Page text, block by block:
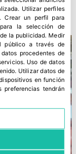
. Utilizar perfiles
.Crear un perfil para
la selección de
la publicidad. Medir
público a través de
procedentes de
. Uso de datos
. Utilizar datos de
en función
preferencias tendrán